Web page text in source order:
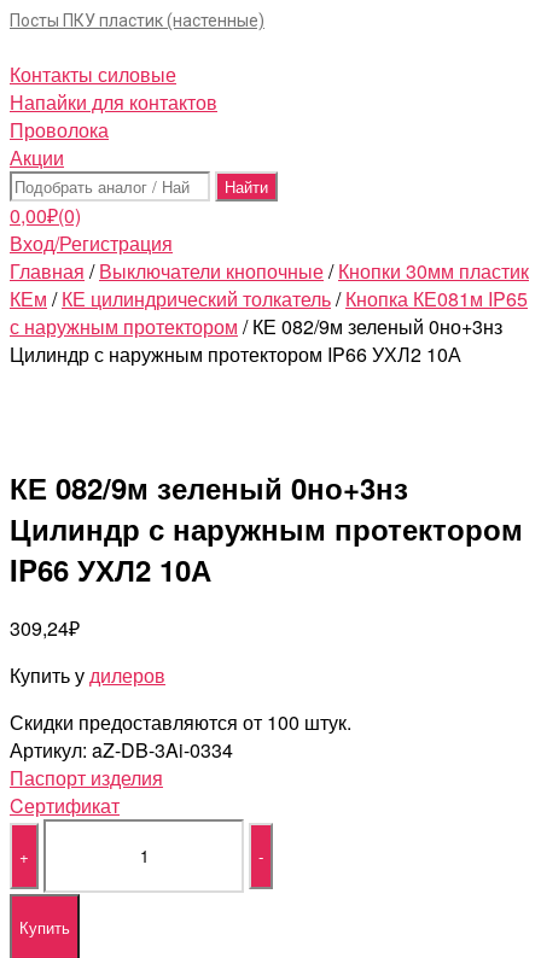
Посты ПКУ пластик (настенные)
Контакты силовые
Напайки для контактов
Проволока
Акции
Поиск:
0,00₽(0)
Вход/Регистрация
Главная /Выключатели кнопочные/Кнопки 30мм пластик
КЕм /КЕ цилиндрический толкатель/Кнопка КЕ081м IP65
с наружным протектором / КЕ 082/9м зеленый 0но+3нз
Цилиндр с наружным протектором IP66 УХЛ2 10А
КЕ 082/9м зеленый 0но+3нз
Цилиндр с наружным протектором
IP66 УХЛ2 10А
309,24₽
Купить удилеров
Скидки предоставляются от 100 штук.
Артикул: aZ-DB-3Ai-0334
Паспорт изделия
Cертификат
Quantity
Купить